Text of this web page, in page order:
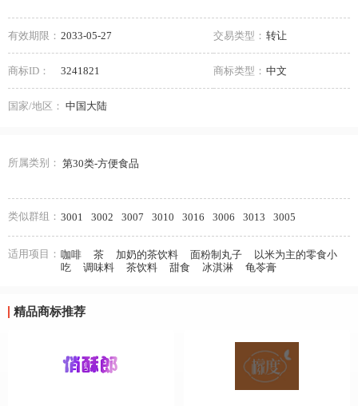
有效期限： 2033-05-27 交易类型： 转让
商标ID： 3241821 商标类型： 中文
国家/地区： 中国大陆
所属类别： 第30类-方便食品
类似群组： 3001 3002 3007 3010 3016 3006 3013 3005
适用项目： 咖啡 茶 加奶的茶饮料 面粉制丸子
以米为主的零食小
吃
调味料 茶饮料 甜食 冰淇淋 龟苓膏
精品商标推荐